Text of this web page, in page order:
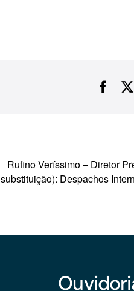
Rufino Veríssimo – Diretor
substituição): Despachos